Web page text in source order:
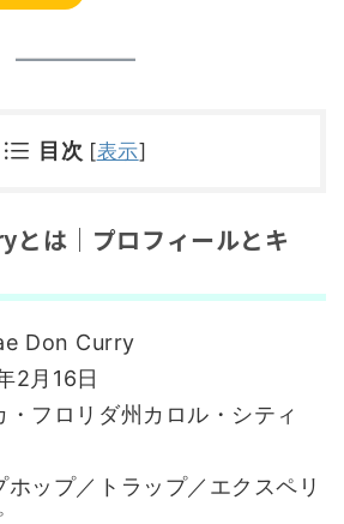
目次 [表示]
は｜プロフィールとキ
Don Curry
2月16日
・フロリダ州カロル・シティ
ホップ／トラップ／エクスペリ